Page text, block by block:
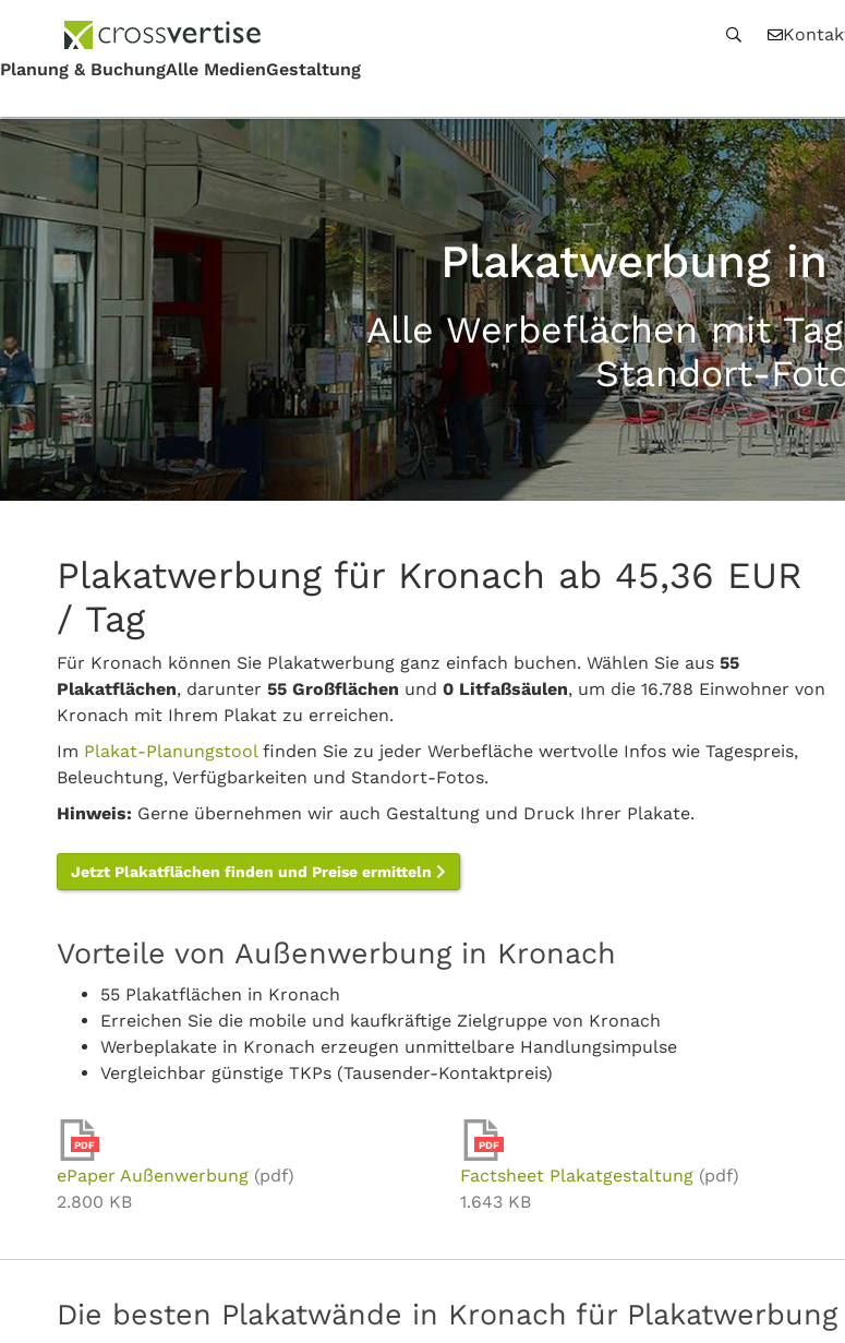
Plakatwerbung in
Alle Werbeflächen mit
Standort-
Plakatwerbung für Kronach ab 45,36 EUR
/ Tag
Für Kronach können Sie Plakatwerbung ganz einfach buchen. Wählen Sie aus 55
Plakatflächen, darunter 55 Großflächen und 0 Litfaßsäulen, um die 16.788 Einwohner von
Kronach mit Ihrem Plakat zu erreichen.
Im Plakat-Planungstoolfinden Sie zu jeder Werbefläche wertvolle Infos wie Tagespreis,
Beleuchtung, Verfügbarkeiten und Standort-Fotos.
Hinweis: Gerne übernehmen wir auch Gestaltung und Druck Ihrer Plakate.
Jetzt Plakatflächen finden und Preise ermitteln
Vorteile von Außenwerbung in Kronach
55 Plakatflächen in Kronach
Erreichen Sie die mobile und kaufkräftige Zielgruppe von Kronach
Werbeplakate in Kronach erzeugen unmittelbare Handlungsimpulse
Vergleichbar günstige TKPs (Tausender-Kontaktpreis)
PDF
ePaper Außenwerbung (pdf)
2.800 KB
PDF
Factsheet Plakatgestaltung (pdf)
1.643 KB
Die besten Plakatwände in Kronach für Plakatwerbung